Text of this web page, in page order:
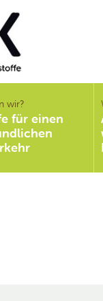
wir?
für einen